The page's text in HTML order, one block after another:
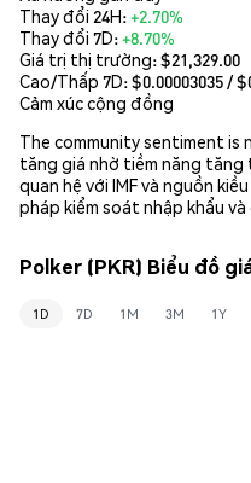
Thay đổi 24H:+2.70%
Thay đổi 7D:+8.70%
Giá trị thị trường:$21,329.00
Cao/Thấp 7D: $0.00003035/ $
Cảm xúc cộng đồng
The community sentiment is
tăng giá nhờ tiềm năng tăng
quan hệ với IMF và nguồn
pháp kiểm soát nhập khẩu
Polker (PKR) Biểu đồ
1D 7D 1M 3M 1Y